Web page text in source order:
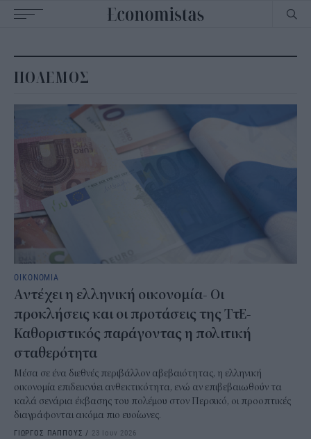
navigation
ΠΟΛΕΜΟΣ
ΟΙΚΟΝΟΜΙΑ
Αντέχει η ελληνική οικονομία- Οι
προκλήσεις και οι προτάσεις της ΤτΕ-
Καθοριστικός παράγοντας η πολιτική
σταθερότητα
Μέσα σε ένα διεθνές περιβάλλον αβεβαιότητας, η ελληνική
οικονομία επιδεικνύει ανθεκτικότητα, ενώ αν επιβεβαιωθούν τα
καλά σενάρια έκβασης του πολέμου στον Περσικό, οι προοπτικές
διαγράφονται ακόμα πιο ευοίωνες.
ΓΙΩΡΓΟΣ ΠΑΠΠΟΥΣ / 23 Ιουν 2026